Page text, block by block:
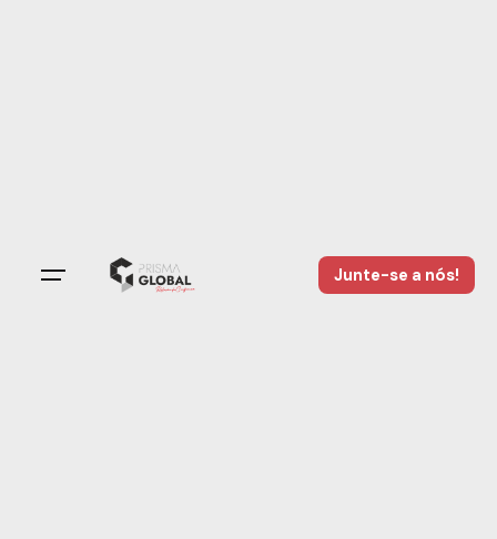
Junte-se a nós!